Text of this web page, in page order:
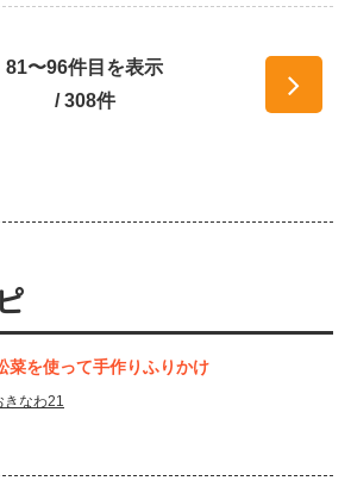
81〜96件目を表示
/ 308件
菜を使って⼿作りふりかけ
きなわ21